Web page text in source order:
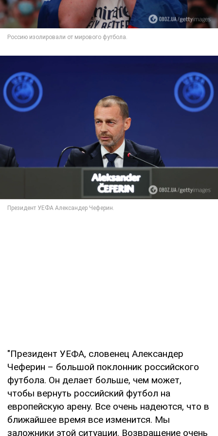
"Президент УЕФА, словенец Александер
Чеферин – большой поклонник российского
футбола. Он делает больше, чем может,
чтобы вернуть российский футбол на
европейскую арену. Все очень надеются, что в
ближайшее время все изменится. Мы
заложники этой ситуации. Возвращение очень